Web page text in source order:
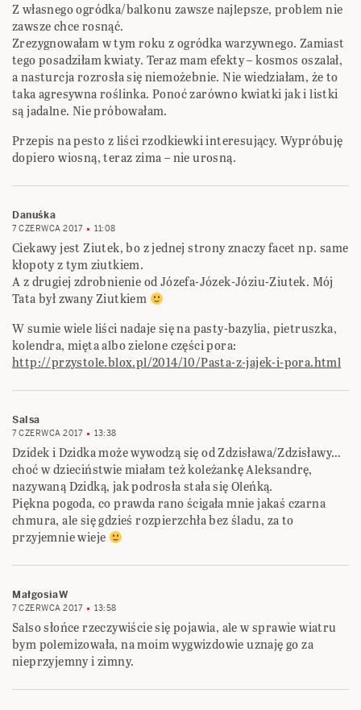
Z własnego ogródka/balkonu zawsze najlepsze, problem nie
zawsze chce rosnąć.
Zrezygnowałam w tym roku z ogródka warzywnego. Zamiast
tego posadziłam kwiaty. Teraz mam efekty – kosmos oszalał,
a nasturcja rozrosła się niemożebnie. Nie wiedziałam, że to
taka agresywna roślinka. Ponoć zarówno kwiatki jak i listki
są jadalne. Nie próbowałam.
Przepis na pesto z liści rzodkiewki interesujący. Wypróbuję
dopiero wiosną, teraz zima – nie urosną.
Danuśka
7 CZERWCA 2017 11:08
Ciekawy jest Ziutek, bo z jednej strony znaczy facet np. same
kłopoty z tym ziutkiem.
A z drugiej zdrobnienie od Józefa-Józek-Józiu-Ziutek. Mój
Tata był zwany Ziutkiem
W sumie wiele liści nadaje się na pasty-bazylia, pietruszka,
kolendra, mięta albo zielone części pora:
http://przystole.blox.pl/2014/10/Pasta-z-jajek-i-pora.html
Salsa
7 CZERWCA 2017 13:38
Dzidek i Dzidka może wywodzą się od Zdzisława/Zdzisławy…
choć w dzieciństwie miałam też koleżankę Aleksandrę,
nazywaną Dzidką, jak podrosła stała się Oleńką.
Piękna pogoda, co prawda rano ścigała mnie jakaś czarna
chmura, ale się gdzieś rozpierzchła bez śladu, za to
przyjemnie wieje
MałgosiaW
7 CZERWCA 2017 13:58
Salso słońce rzeczywiście się pojawia, ale w sprawie wiatru
bym polemizowała, na moim wygwizdowie uznaję go za
nieprzyjemny i zimny.